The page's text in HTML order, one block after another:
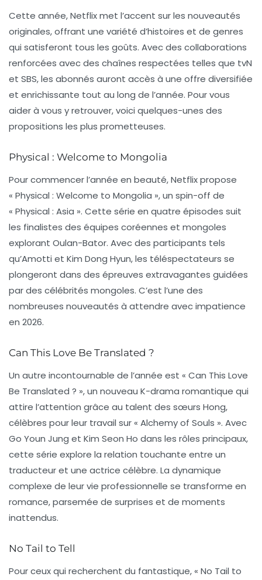
Cette année, Netflix met l’accent sur les nouveautés
originales, offrant une variété d’histoires et de genres
qui satisferont tous les goûts. Avec des collaborations
renforcées avec des chaînes respectées telles que tvN
et SBS, les abonnés auront accès à une offre diversifiée
et enrichissante tout au long de l’année. Pour vous
aider à vous y retrouver, voici quelques-unes des
propositions les plus prometteuses.
Physical : Welcome to Mongolia
Pour commencer l’année en beauté, Netflix propose
« Physical : Welcome to Mongolia », un spin-off de
« Physical : Asia ». Cette série en quatre épisodes suit
les finalistes des équipes coréennes et mongoles
explorant Oulan-Bator. Avec des participants tels
qu’Amotti et Kim Dong Hyun, les téléspectateurs se
plongeront dans des épreuves extravagantes guidées
par des célébrités mongoles. C’est l’une des
nombreuses nouveautés à attendre avec impatience
en 2026.
Can This Love Be Translated ?
Un autre incontournable de l’année est « Can This Love
Be Translated ? », un nouveau K-drama romantique qui
attire l’attention grâce au talent des sœurs Hong,
célèbres pour leur travail sur « Alchemy of Souls ». Avec
Go Youn Jung et Kim Seon Ho dans les rôles principaux,
cette série explore la relation touchante entre un
traducteur et une actrice célèbre. La dynamique
complexe de leur vie professionnelle se transforme en
romance, parsemée de surprises et de moments
inattendus.
No Tail to Tell
Pour ceux qui recherchent du fantastique, « No Tail to